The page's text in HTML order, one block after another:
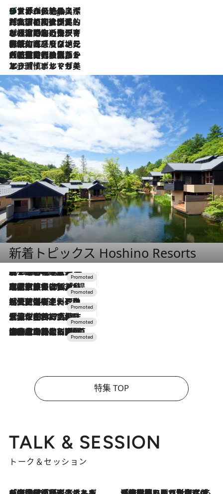
2 Hours Ago
リスボンの絶品スイーツ「パステル・デ・ナタ」とは？ポルトガル伝統の奥深い世界へ
2026.7.27
「私の祖国はポルトガル語です」国民的詩人フェルナンド・ペソアと、彼が愛した文学の街を歩く
2026.7.26
ポルトガル近海が育む極上の海の幸。キリリと冷えた白ワインと愉しむ、シーフード専門店の贅沢
2026.7.22
伝統の味をモダンに昇華。高感度な地元客が集う、リスボンの最旬ガストロノミー
2026.7.21
大航海時代の栄華から、震災、独裁、そして革命へ。ポルトガル・首都リスボンの石畳に刻まれた「歴史の光と影」
2026.7.13
エッセイ・ヤマザキマリ「慎ましくも美しき国 ポルトガル」
新着トピックス Hoshino Resorts
2026.8.7
【トンボの足水浴】ヒノキの香りに包まれて涼感マックス！約13℃の湧水かけ流しを避暑地「星野温泉 トンボの湯」で体験
2026.7.31
【ホテル帰省】という選択肢をOMOが提案。家族とほどよい距離を保つには「昼は実家、夜は気兼ねなくホテルで！」
2026.7.24
【夏限定ディナーコース】旬を迎える稚鮎や花ズッキーニなどをイタリア・トスカーナの郷土料理の手法で満喫！
2026.7.17
「土佐和ハーブかき氷」がOMO7高知に登場！生姜、山椒、大葉など目にも舌にも涼を呼ぶ郷土の味
2026.7.10
NEW OPEN！【界 草津】名湯の地に誕生。趣の異なる2種の温泉と上州ならではの会席・蕎麦割烹など美食を味わう究極の癒やし旅
特集 TOP
TALK & SESSION
トーク＆セッション